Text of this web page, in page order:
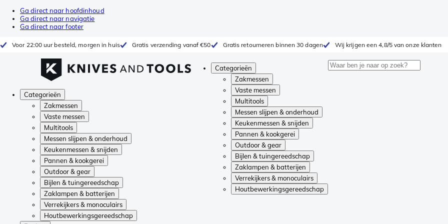
Ga direct naar hoofdinhoud
Ga direct naar navigatie
Ga direct naar footer
Voor 22:00 uur besteld, morgen in huis Gratis verzending vanaf €50 Gratis retourneren binnen 30 dagen Wij krijgen een 4,8/5 van onze klanten
Categorieën
Zakmessen
Vaste messen
Multitools
Messen slijpen & onderhoud
Keukenmessen & snijden
Pannen & kookgerei
Outdoor & gear
Bijlen & tuingereedschap
Zaklampen & batterijen
Verrekijkers & monoculairs
Houtbewerkingsgereedschap
Categorieën
Zakmessen
Vaste messen
Multitools
Messen slijpen & onderhoud
Keukenmessen & snijden
Pannen & kookgerei
Outdoor & gear
Bijlen & tuingereedschap
Zaklampen & batterijen
Verrekijkers & monoculairs
Houtbewerkingsgereedschap